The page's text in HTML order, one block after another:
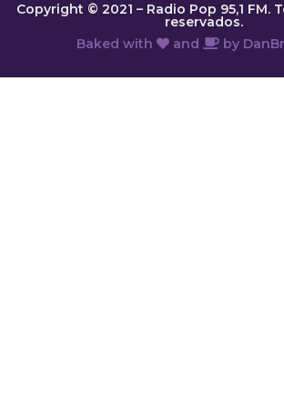
Copyright © 2021 – Radio Pop 95,1 FM.
reservados.
Baked with
and by